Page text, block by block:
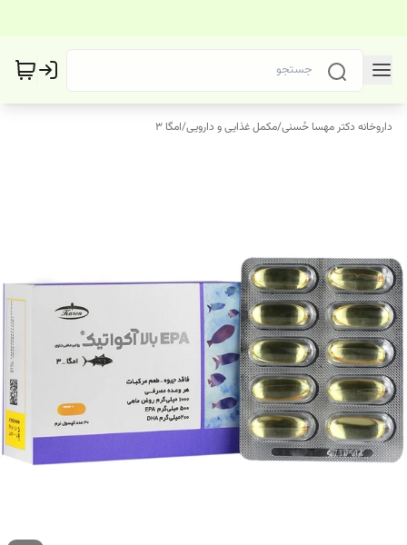
داروخانه دکتر مهسا حُسنی/مکمل غذایی و دارویی/امگا 3